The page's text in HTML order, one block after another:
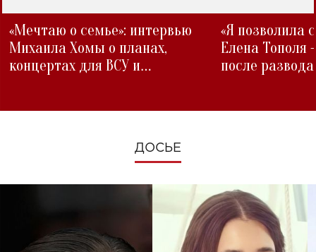
«Мечтаю о семье»: интервью
Михаила Хомы о планах,
концертах для ВСУ и
«Я позволила
Елена Тополя
после развода
ДОСЬЕ